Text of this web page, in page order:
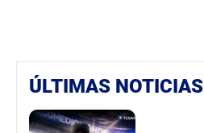
ÚLTIMAS NOTICIAS